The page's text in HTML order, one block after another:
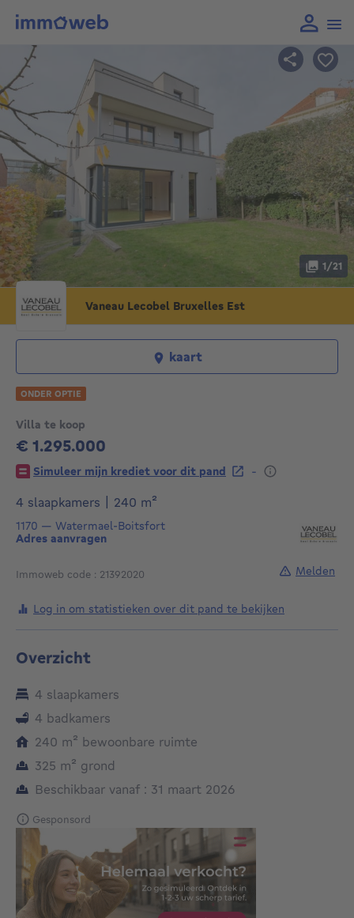
Villa te koop
€ 1.295.000
1295000€
Simuleer mijn krediet voor dit pand
-
4 slaapkamers
240 m²
1170 — Watermael-Boitsfort
Adres aanvragen
Immoweb code : 21392020
Vaneau Lecobel Bruxelles Est
1/21
kaart
ONDER OPTIE
Log in om statistieken over dit pand te bekijken
Melden
Overzicht
4 slaapkamers
4 badkamers
240 m² vierkante meters
bewoonbare ruimte
325 m² vierkante meters
grond
Beschikbaar vanaf : 31 maart 2026
Gesponsord